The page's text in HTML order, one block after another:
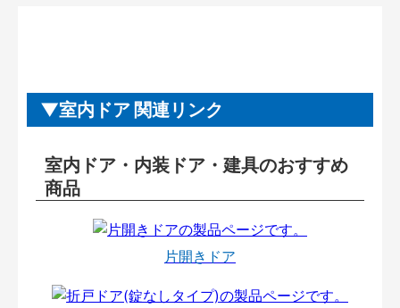
室内ドア 関連リンク
室内ドア・内装ドア・建具のおすすめ
商品
片開きドア